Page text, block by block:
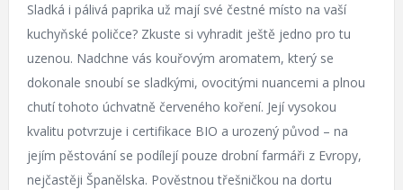
Sladká i pálivá paprika už mají své čestné místo na vaší
kuchyňské poličce? Zkuste si vyhradit ještě jedno pro tu
uzenou. Nadchne vás kouřovým aromatem, který se
dokonale snoubí se sladkými, ovocitými nuancemi a plnou
chutí tohoto úchvatně červeného koření. Její vysokou
kvalitu potvrzuje i certifikace BIO a urozený původ – na
jejím pěstování se podílejí pouze drobní farmáři z Evropy,
nejčastěji Španělska. Pověstnou třešničkou na dortu